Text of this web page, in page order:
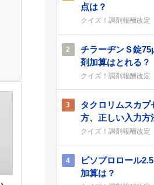
点は？
クイズ！調剤報酬改定
2
チラーヂンＳ錠
剤加算はとれる？
クイズ！調剤報酬改定
3
タクロリムスカプ
方、正しい入力方
クイズ！調剤報酬改定
4
ビソプロロール
加算は？